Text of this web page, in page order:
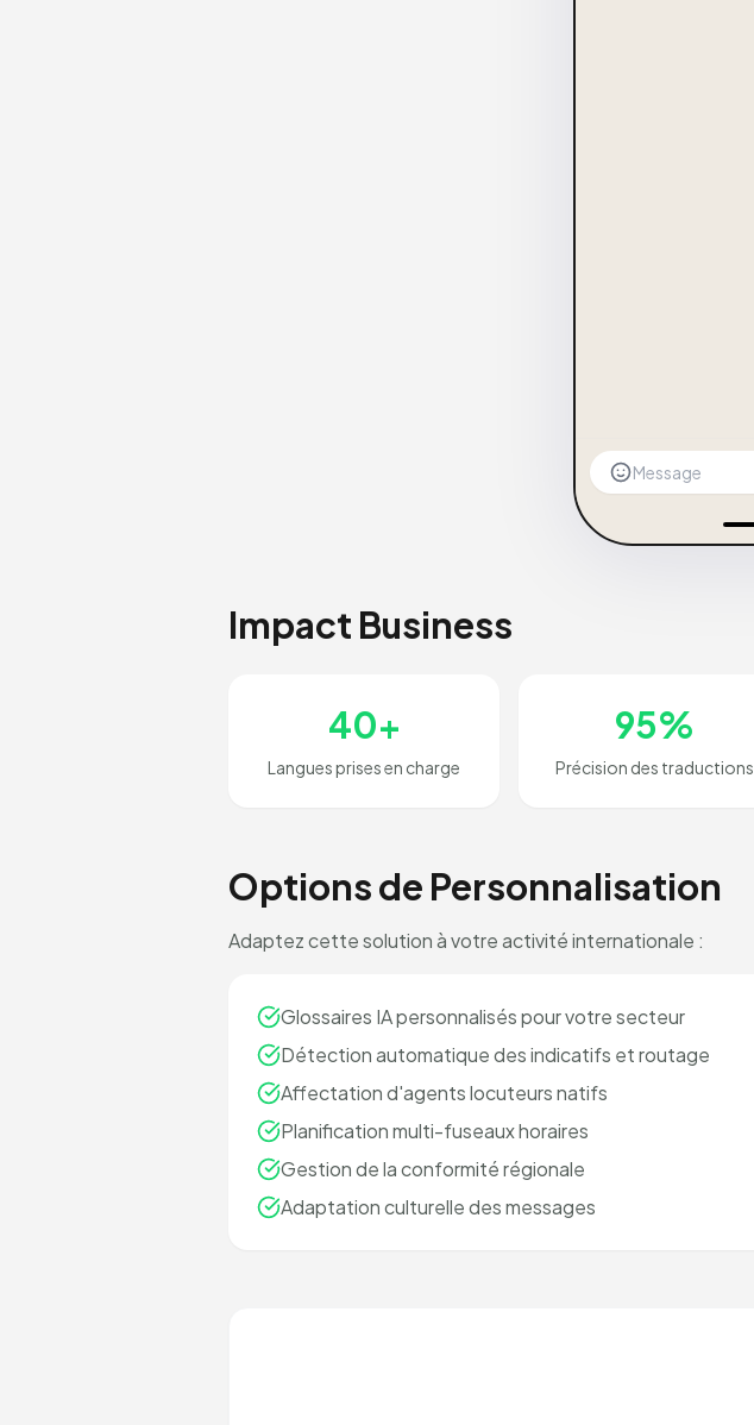
Message
Impact Business
40+
Langues prises en charge
95%
Précision des traductions
Options de Personnalisation
Adaptez cette solution à votre activité internationale :
Glossaires IA personnalisés pour votre secteur
Détection automatique des indicatifs et routage
Affectation d'agents locuteurs natifs
Planification multi-fuseaux horaires
Gestion de la conformité régionale
Adaptation culturelle des messages